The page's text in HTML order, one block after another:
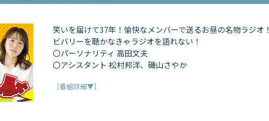
笑いを届けて37年！愉快なメンバーで送るお昼の名物ラジオ！
ビバリーを聴かなきゃラジオを語れない！
〇パーソナリティ 高田文夫
〇アシスタント 松村邦洋、磯山さやか
［番組詳細▼］